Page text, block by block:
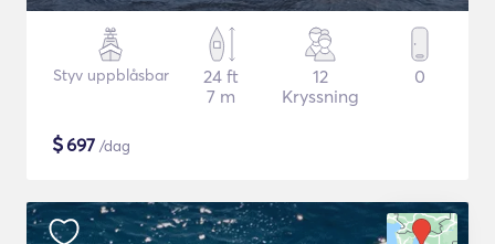
Styv uppblåsbar
24 ft
7 m
12
Kryssning
0
$697 /dag